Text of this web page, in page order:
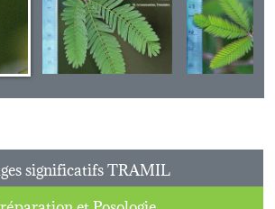
significatifs TRAMIL